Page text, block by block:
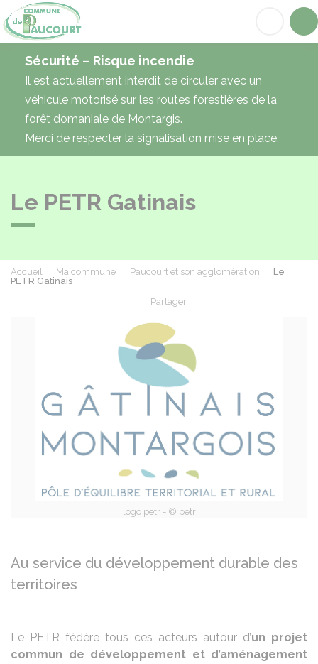
Sécurité – Risque incendie
Il est actuellement interdit de circuler avec un
véhicule motorisé sur les routes forestières de la
forêt domaniale de Montargis.
Merci de respecter la signalisation mise en place.
Le PETR Gatinais
Accueil Ma commune Paucourt et son agglomération
Le
PETR Gatinais
Partager
logo petr - © petr
Au service du développement durable des
territoires
Le PETR fédère tous ces acteurs autour d’un projet
commun de développement et d’aménagement